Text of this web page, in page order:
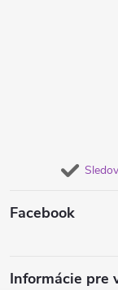
Facebook
Informácie pre